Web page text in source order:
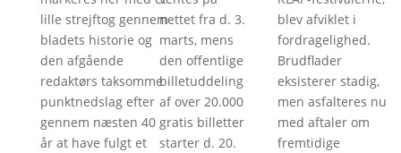
lille strejftog gennem
bladets historie og
den afgående
redaktørs taksomme
punktnedslag efter
gennem næsten 40
år at have fulgt et
nettet fra d. 3.
marts, mens
den offentlige
billetuddeling
af over 20.000
gratis billetter
starter d. 20.
blev afviklet i
fordragelighed.
Brudflader
eksisterer stadig,
men asfalteres nu
med aftaler om
fremtidige